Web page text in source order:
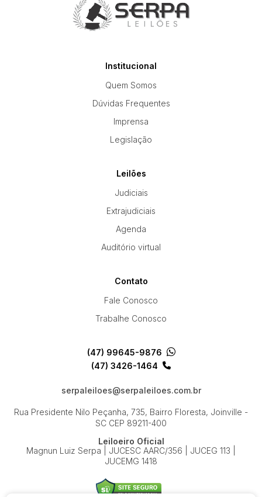
Institucional
Quem Somos
Dúvidas Frequentes
Imprensa
Legislação
Leilões
Judiciais
Extrajudiciais
Agenda
Auditório virtual
Contato
Fale Conosco
Trabalhe Conosco
(47) 99645-9876
(47) 3426-1464
serpaleiloes@serpaleiloes.com.br
Rua Presidente Nilo Peçanha, 735, Bairro Floresta, Joinville -
SC CEP 89211-400
Leiloeiro Oficial
Magnun Luiz Serpa | JUCESC AARC/356 | JUCEG 113 |
JUCEMG 1418